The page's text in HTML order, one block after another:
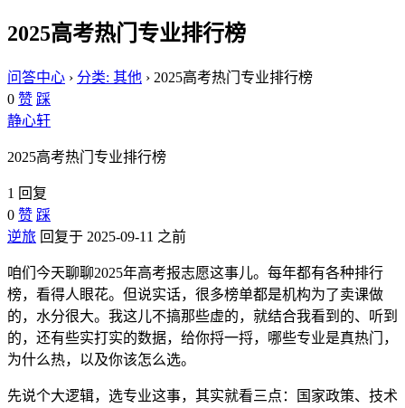
2025高考热门专业排行榜
问答中心 › 分类: 其他 › 2025高考热门专业排行榜
0 赞 踩
静心轩
2025高考热门专业排行榜
1 回复
0 赞 踩
逆旅 回复于 2025-09-11 之前
咱们今天聊聊2025年高考报志愿这事儿。每年都有各种排行
榜，看得人眼花。但说实话，很多榜单都是机构为了卖课做
的，水分很大。我这儿不搞那些虚的，就结合我看到的、听到
的，还有些实打实的数据，给你捋一捋，哪些专业是真热门，
为什么热，以及你该怎么选。
先说个大逻辑，选专业这事，其实就看三点：国家政策、技术